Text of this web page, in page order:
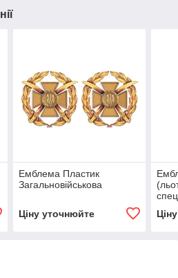
Емблема Пластик
Загальновійськова
Ціну уточнюйте